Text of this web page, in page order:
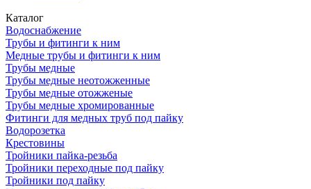
Каталог
Водоснабжение
Трубы и фитинги к ним
Медные трубы и фитинги к ним
Трубы медные
Трубы медные неотожженные
Трубы медные отожженые
Трубы медные хромированные
Фитинги для медных труб под пайку
Водорозетка
Крестовины
Тройники пайка-резьба
Тройники переходные под пайку
Тройники под пайку